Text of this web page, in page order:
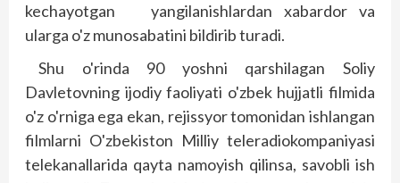
kechayotgan yangilanishlardan xabardor va
ularga o'z munosabatini bildirib turadi.
Shu o'rinda 90 yoshni qarshilagan Soliy
Davletovning ijodiy faoliyati o'zbek hujjatli filmida
o'z o'rniga ega ekan, rejissyor tomonidan ishlangan
filmlarni O'zbekiston Milliy teleradiokompaniyasi
telekanallarida qayta namoyish qilinsa, savobli ish